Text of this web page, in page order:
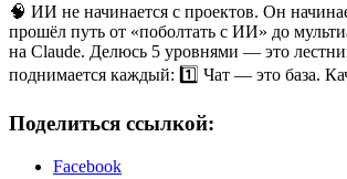
🧠 ИИ не начинается с проектов. Он
прошёл путь от «поболтать с ИИ» до
на Claude. Делюсь 5 уровнями — это
поднимается каждый: 1️⃣ Чат — это база.
Поделиться ссылкой:
Facebook